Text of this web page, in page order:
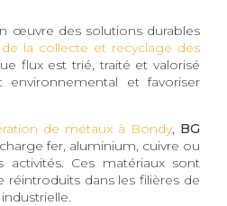
œuvre des solutions durables
de la collecte et recyclage des
flux est trié, traité et valorisé
environnemental et favoriser
de métaux à Bondy, BG
fer, aluminium, cuivre ou
activités. Ces matériaux sont
réintroduits dans les filières de